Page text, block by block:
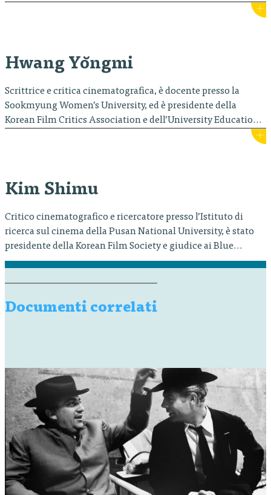
Hwang Yŏngmi
Scrittrice e critica cinematografica, è docente presso la
Sookmyung Women’s University, ed è presidente della
Korean Film Critics Association e dell’University Education
Kim Shimu
Critico cinematografico e ricercatore presso l’Istituto di
ricerca sul cinema della Pusan National University, è stato
presidente della Korean Film Society e giudice ai Blue
Dragon Film Awards e ai Korean Film Awards.
Documenti correlati